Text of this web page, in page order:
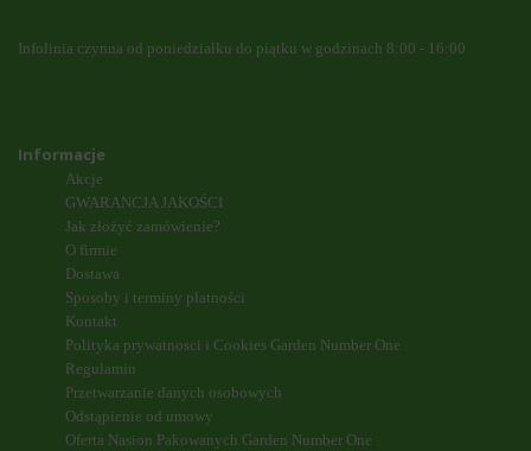
Infolinia czynna od poniedziałku do piątku w godzinach 8:00 - 16:00
Informacje
Akcje
GWARANCJA JAKOŚCI
Jak złożyć zamówienie?
O firmie
Dostawa
Sposoby i terminy płatności
Kontakt
Polityka prywatnosci i Cookies Garden Number One
Regulamin
Przetwarzanie danych osobowych
Odstąpienie od umowy
Oferta Nasion Pakowanych Garden Number One